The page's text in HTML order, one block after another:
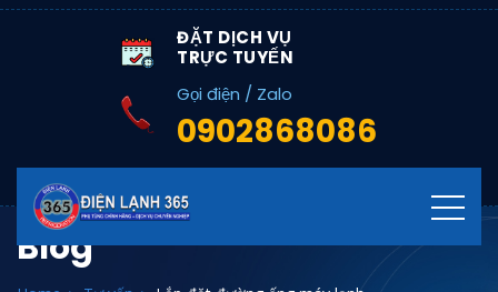
ĐẶT DỊCH VỤ
TRỰC TUYẾN
Gọi điện / Zalo
0902868086
Blog